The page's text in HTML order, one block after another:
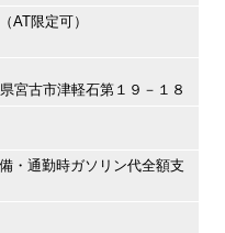
AT限定可）
宮古市津軽石第１９－１８
・通勤時ガソリン代全額支